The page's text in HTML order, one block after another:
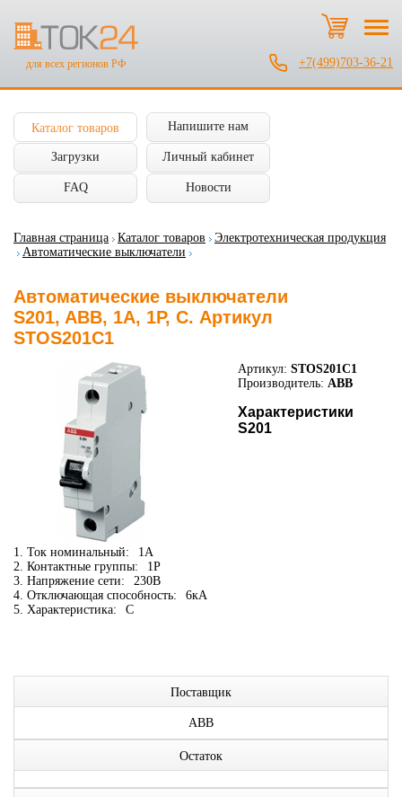
для всех регионов РФ +7(499)703-36-21
Каталог товаров Напишите нам
Загрузки Личный кабинет
FAQ Новости
Главная страница Каталог товаров
Электротехническая продукция
Автоматические выключатели
Автоматические выключатели
S201, ABB, 1А, 1P, C. Артикул
STOS201C1
Артикул: STOS201C1
Производитель: ABB
Характеристики
S201
1. Ток номинальный:
1А
2. Контактные группы:
1P
3. Напряжение сети:
230В
4. Отключающая способность:
6кА
5. Характеристика:
C
Поставщик
ABB
Остаток